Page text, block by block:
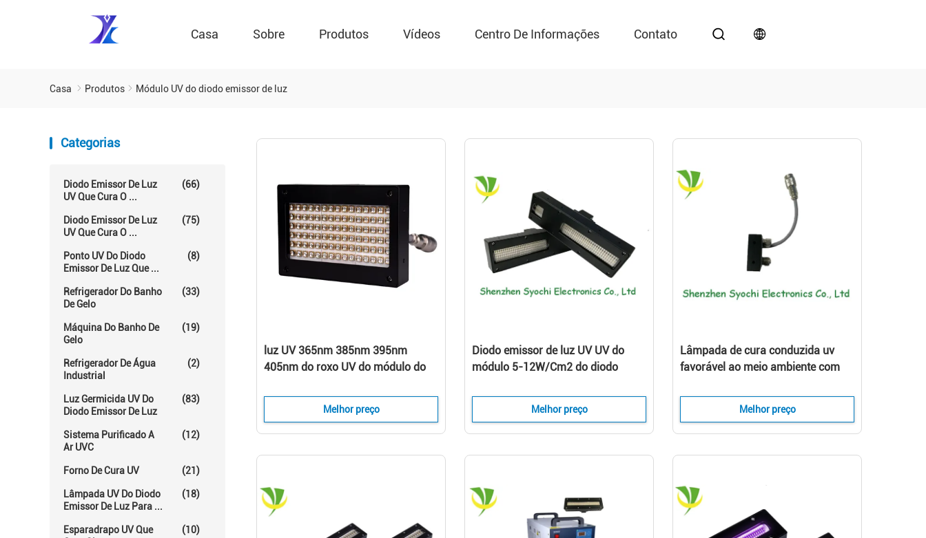
Casa Sobre Produtos Vídeos Centro De Informações Contato
Casa Produtos Módulo UV do diodo emissor de luz
Categorias
Diodo Emissor De Luz
UV Que Cura O ...
(66)
Diodo Emissor De Luz
UV Que Cura O ...
(75)
Ponto UV Do Diodo
Emissor De Luz Que ...
(8)
Refrigerador Do Banho
De Gelo
(33)
Máquina Do Banho De
Gelo
(19)
Refrigerador De Água
Industrial
(2)
Luz Germicida UV Do
Diodo Emissor De Luz
(83)
Sistema Purificado A
Ar UVC
(12)
Forno De Cura UV (21)
Lâmpada UV Do Diodo
Emissor De Luz Para ...
(18)
Esparadrapo UV Que
(10)
luz UV 365nm 385nm 395nm
405nm do roxo UV do módulo do
cura UV
Melhor preço
Diodo emissor de luz UV UV do
módulo 5-12W/Cm2 do diodo
desempenho para Konica 1024
Melhor preço
Lâmpada de cura conduzida uv
favorável ao meio ambiente com
Melhor preço